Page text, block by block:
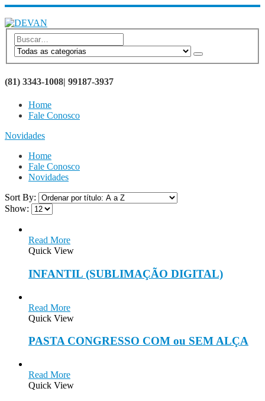
(81) 3343-1008| 99187-3937
Home
Fale Conosco
Novidades
Home
Fale Conosco
Novidades
Sort By:
Show:
Read More
Quick View
INFANTIL (SUBLIMAÇÃO DIGITAL)
Read More
Quick View
PASTA CONGRESSO COM ou SEM ALÇA
Read More
Quick View